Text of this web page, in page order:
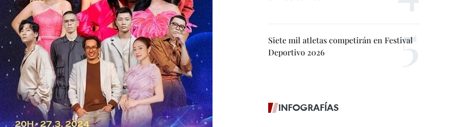
Siete mil atletas competirán en Festival
Deportivo 2026
INFOGRAFÍAS